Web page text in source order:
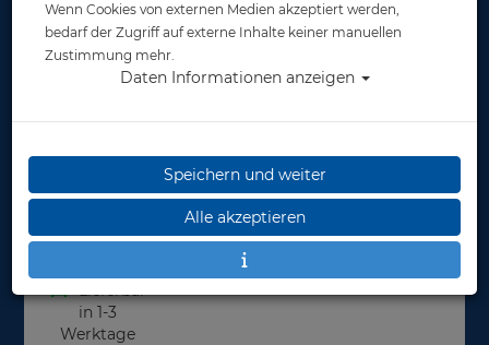
Artikelnr.: mar-412903
Herstellerpreis: 19,95 €
19,95 €*
Lieferbar
in 1-3
Werktage
Wenn Cookies von externen Medien akzeptiert werden,
bedarf der Zugriff auf externe Inhalte keiner manuellen
Zustimmung mehr.
Daten Informationen anzeigen
Speichern und weiter
Alle akzeptieren